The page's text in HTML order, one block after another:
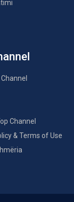
Channel
& Terms of Use